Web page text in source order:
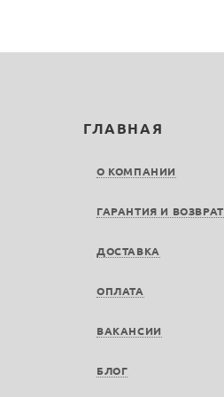
ГЛАВНАЯ
О КОМПАНИИ
ГАРАНТИЯ И ВОЗВРАТ
ДОСТАВКА
ОПЛАТА
ВАКАНСИИ
БЛОГ